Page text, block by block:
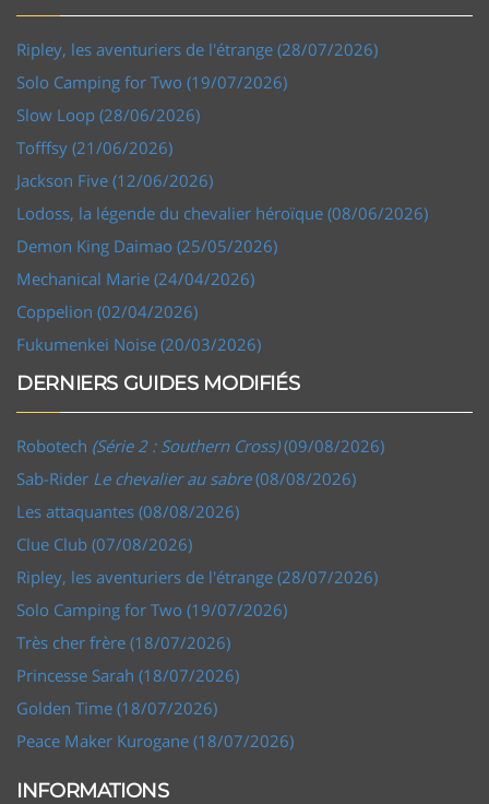
Ripley, les aventuriers de l'étrange (28/07/2026)
Solo Camping for Two (19/07/2026)
Slow Loop (28/06/2026)
Tofffsy (21/06/2026)
Jackson Five (12/06/2026)
Lodoss, la légende du chevalier héroïque (08/06/2026)
Demon King Daimao (25/05/2026)
Mechanical Marie (24/04/2026)
Coppelion (02/04/2026)
Fukumenkei Noise (20/03/2026)
DERNIERS GUIDES MODIFIÉS
Robotech (Série 2 : Southern Cross)(09/08/2026)
Sab-Rider Le chevalier au sabre(08/08/2026)
Les attaquantes (08/08/2026)
Clue Club (07/08/2026)
Ripley, les aventuriers de l'étrange (28/07/2026)
Solo Camping for Two (19/07/2026)
Très cher frère (18/07/2026)
Princesse Sarah (18/07/2026)
Golden Time (18/07/2026)
Peace Maker Kurogane (18/07/2026)
INFORMATIONS